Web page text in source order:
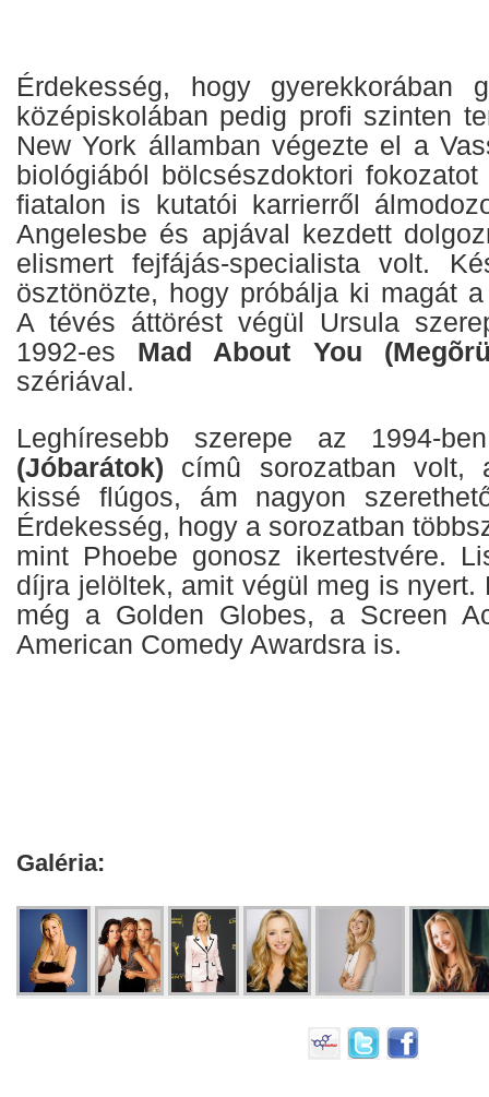
Érdekesség, hogy gyerekkorában
középiskolában pedig profi szinten
New York államban végezte el a
biológiából bölcsészdoktori
fiatalon is kutatói karrierről
Angelesbe és apjával kezdett
elismert fejfájás-specialista volt.
ösztönözte, hogy próbálja ki magát
A tévés áttörést végül Ursula
1992-es Mad About You
szériával.
Leghíresebb szerepe az 1994-
(Jóbarátok) címû sorozatban
kissé flúgos, ám nagyon
Érdekesség, hogy a sorozatban
mint Phoebe gonosz ikertestvére.
díjra jelöltek, amit végül meg is
még a Golden Globes, a Screen
American Comedy Awardsra is.
Galéria: